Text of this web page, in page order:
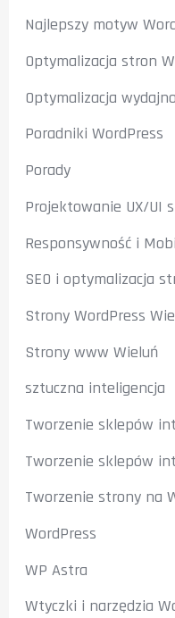
Najlepszy motyw
Optymalizacja stron
Optymalizacja
Poradniki WordPress
Porady
Projektowanie UX/UI
Responsywność i
SEO i optymalizacja
Strony WordPress
Strony www Wieluń
sztuczna inteligencja
Tworzenie sklepów
Tworzenie sklepów
Tworzenie strony na
WordPress
WP Astra
Wtyczki i narzędzia